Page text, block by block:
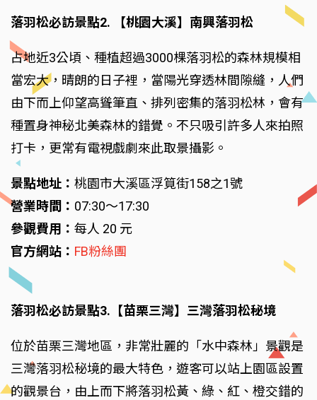
落羽松必訪景點2. 【桃園大溪】南興落羽松
占地近3公頃、種植超過3000棵落羽松的森林規模相
當宏大，晴朗的日子裡，當陽光穿透林間隙縫，人們
由下而上仰望高聳筆直、排列密集的落羽松林，會有
種置身神秘北美森林的錯覺。不只吸引許多人來拍照
打卡，更常有電視戲劇來此取景攝影。
景點地址： 桃園市大溪區浮筧街158之1號
營業時間： 07:30～17:30
參觀費用： 每人 20 元
官方網站： FB粉絲團
落羽松必訪景點3.【苗栗三灣】三灣落羽松秘境
位於苗栗三灣地區，非常壯麗的「水中森林」景觀是
三灣落羽松秘境的最大特色，遊客可以站上園區設置
的觀景台，由上而下將落羽松黃、綠、紅、橙交錯的